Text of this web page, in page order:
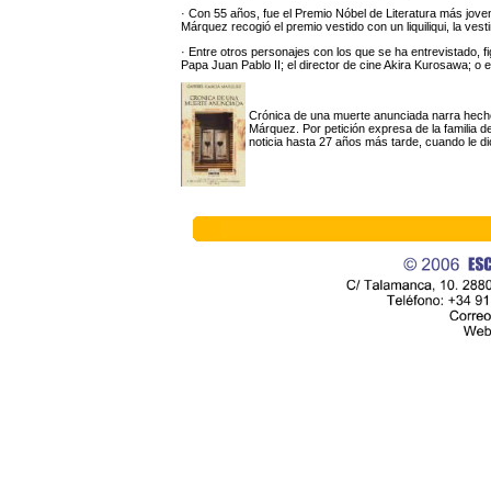
· Con 55 años, fue el Premio Nóbel de Literatura más
Márquez recogió el premio vestido con un liquiliqui, la
· Entre otros personajes con los que se ha entrevistado,
Papa Juan Pablo II; el director de cine Akira Kurosawa; o
Crónica de una muerte anunciada narra
Márquez. Por petición expresa de la familia
noticia hasta 27 años más tarde, cuando le